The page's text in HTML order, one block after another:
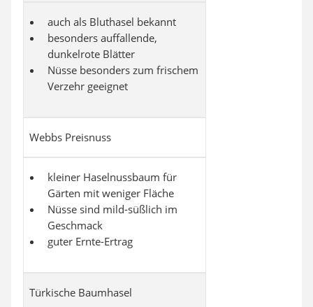
auch als Bluthasel bekannt
besonders auffallende,
dunkelrote Blätter
Nüsse besonders zum frischem
Verzehr geeignet
Webbs Preisnuss
kleiner Haselnussbaum für
Gärten mit weniger Fläche
Nüsse sind mild-süßlich im
Geschmack
guter Ernte-Ertrag
Türkische Baumhasel